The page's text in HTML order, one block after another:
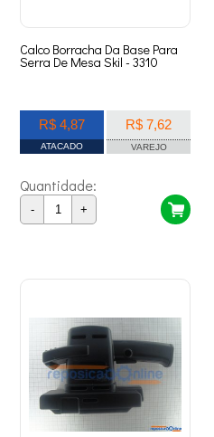
Calco Borracha Da Base Para
Serra De Mesa Skil - 3310
R$ 4,87
ATACADO
R$ 7,62
VAREJO
Quantidade:
- +